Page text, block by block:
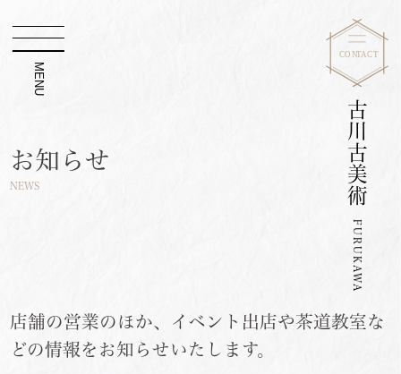
古川古美術
FURUKAWA
MENU
お知らせ
NEWS
店舗の営業のほか、イベント出店や茶道教室な
どの情報をお知らせいたします。